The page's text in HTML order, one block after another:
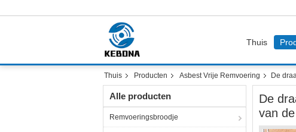
Thuis
Thuis Producten Asbest Vrije Remvoering De
Alle producten
Remvoeringsbroodje
De
van